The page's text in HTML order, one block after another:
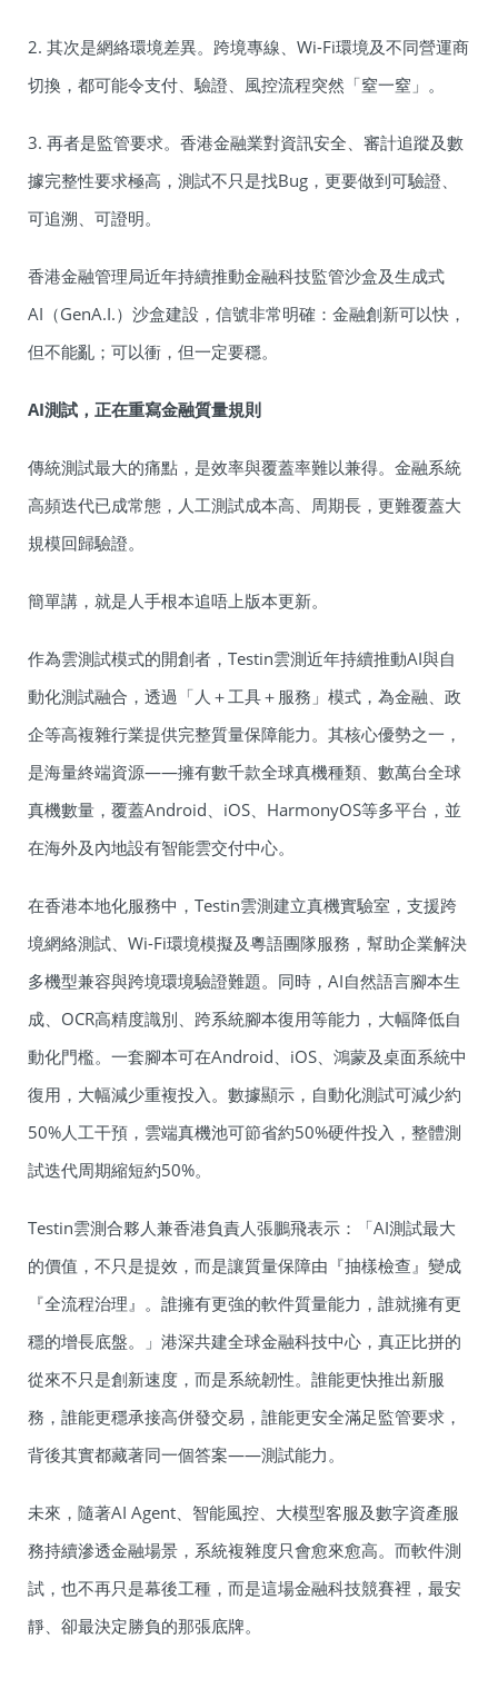
2. 其次是網絡環境差異。跨境專線、Wi-Fi環境及不同營運商
切換，都可能令支付、驗證、風控流程突然「窒一窒」。
3. 再者是監管要求。香港金融業對資訊安全、審計追蹤及數
據完整性要求極高，測試不只是找Bug，更要做到可驗證、
可追溯、可證明。
香港金融管理局近年持續推動金融科技監管沙盒及生成式
AI（GenA.I.）沙盒建設，信號非常明確：金融創新可以快，
但不能亂；可以衝，但一定要穩。
AI測試，正在重寫金融質量規則
傳統測試最大的痛點，是效率與覆蓋率難以兼得。金融系統
高頻迭代已成常態，人工測試成本高、周期長，更難覆蓋大
規模回歸驗證。
簡單講，就是人手根本追唔上版本更新。
作為雲測試模式的開創者，Testin雲測近年持續推動AI與自
動化測試融合，透過「人＋工具＋服務」模式，為金融、政
企等高複雜行業提供完整質量保障能力。其核心優勢之一，
是海量終端資源——擁有數千款全球真機種類、數萬台全球
真機數量，覆蓋Android、iOS、HarmonyOS等多平台，並
在海外及內地設有智能雲交付中心。
在香港本地化服務中，Testin雲測建立真機實驗室，支援跨
境網絡測試、Wi-Fi環境模擬及粵語團隊服務，幫助企業解決
多機型兼容與跨境環境驗證難題。同時，AI自然語言腳本生
成、OCR高精度識別、跨系統腳本復用等能力，大幅降低自
動化門檻。一套腳本可在Android、iOS、鴻蒙及桌面系統中
復用，大幅減少重複投入。數據顯示，自動化測試可減少約
50%人工干預，雲端真機池可節省約50%硬件投入，整體測
試迭代周期縮短約50%。
Testin雲測合夥人兼香港負責人張鵬飛表示：「AI測試最大
的價值，不只是提效，而是讓質量保障由『抽樣檢查』變成
『全流程治理』。誰擁有更強的軟件質量能力，誰就擁有更
穩的增長底盤。」港深共建全球金融科技中心，真正比拼的
從來不只是創新速度，而是系統韌性。誰能更快推出新服
務，誰能更穩承接高併發交易，誰能更安全滿足監管要求，
背後其實都藏著同一個答案——測試能力。
未來，隨著AI Agent、智能風控、大模型客服及數字資產服
務持續滲透金融場景，系統複雜度只會愈來愈高。而軟件測
試，也不再只是幕後工種，而是這場金融科技競賽裡，最安
靜、卻最決定勝負的那張底牌。